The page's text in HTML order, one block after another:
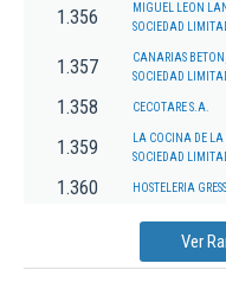
1.356
MIGUEL LEON
SOCIEDAD
1.357
CANARIAS BETON,
SOCIEDAD
1.358 CECOTARE S.A.
1.359
LA COCINA DE
SOCIEDAD
1.360 HOSTELERIA
Ver